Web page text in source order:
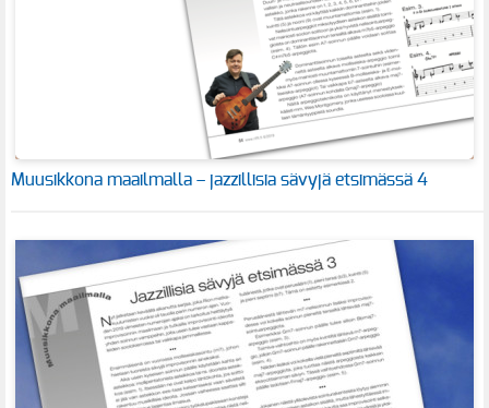
Muusikkona maailmalla – jazzillisia sävyjä etsimässä 4